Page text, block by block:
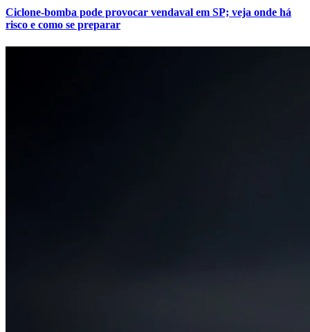
Ciclone-bomba pode provocar vendaval em SP; veja onde há
risco e como se preparar